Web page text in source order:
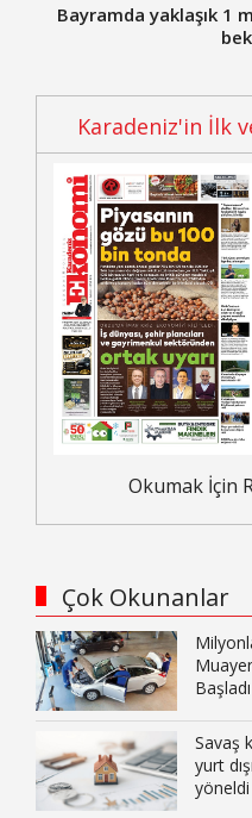
Bayramda yaklaşık 1
Karadeniz'in İlk
Okumak İçin
Çok Okunanlar
Başladı
Savaş
yurt
yöneldi